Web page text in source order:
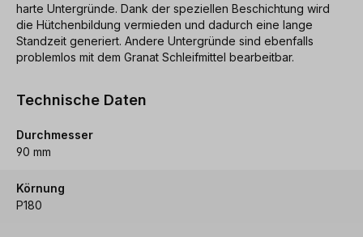
harte Untergründe. Dank der speziellen Beschichtung wird
die Hütchenbildung vermieden und dadurch eine lange
Standzeit generiert. Andere Untergründe sind ebenfalls
problemlos mit dem Granat Schleifmittel bearbeitbar.
Technische Daten
Durchmesser
90 mm
Körnung
P180